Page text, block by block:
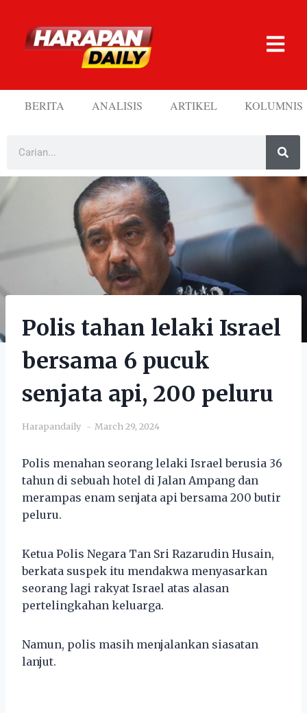
BERITA ANALISIS ARTIKEL KOLUMNIS
Polis tahan lelaki Israel
bersama 6 pucuk
senjata api, 200 peluru
Harapandaily March 29, 2024
Polis menahan seorang lelaki Israel berusia 36
tahun di sebuah hotel di Jalan Ampang dan
merampas enam senjata api bersama 200 butir
peluru.
Ketua Polis Negara Tan Sri Razarudin Husain,
berkata suspek itu mendakwa menyasarkan
seorang lagi rakyat Israel atas alasan
pertelingkahan keluarga.
Namun, polis masih menjalankan siasatan
lanjut.